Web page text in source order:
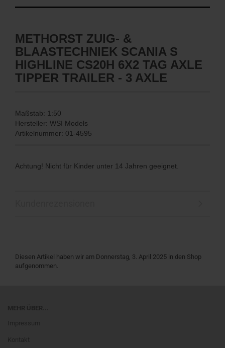
METHORST ZUIG- &
BLAASTECHNIEK SCANIA S
HIGHLINE CS20H 6X2 TAG AXLE
TIPPER TRAILER - 3 AXLE
Maßstab: 1:50
Hersteller: WSI Models
Artikelnummer: 01-4595
Achtung! Nicht für Kinder unter 14 Jahren geeignet.
Diesen Artikel haben wir am Donnerstag, 3. April 2025 in den Shop
aufgenommen.